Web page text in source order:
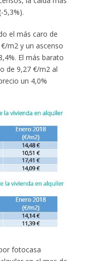
5,3%).
el más caro de
m2 y un ascenso
El más barato
de 9,27 €/m2 al
un 4,0%
fotocasa